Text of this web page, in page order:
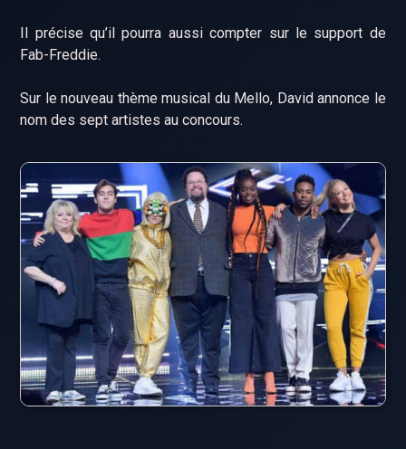
Il précise qu’il pourra aussi compter sur le support de
Fab-Freddie.
Sur le nouveau thème musical du Mello, David annonce le
nom des sept artistes au concours.